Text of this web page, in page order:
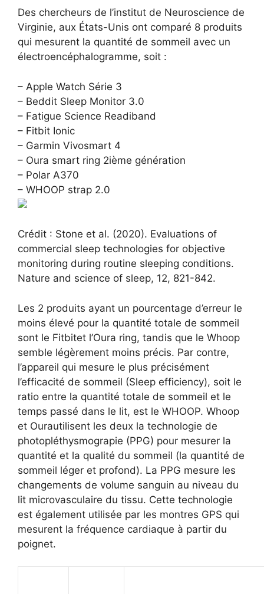
Des chercheurs de l’institut de Neuroscience de
Virginie, aux États-Unis ont comparé 8 produits
qui mesurent la quantité de sommeil avec un
électroencéphalogramme, soit :
– Apple Watch Série 3
– Beddit Sleep Monitor 3.0
– Fatigue Science Readiband
– Fitbit Ionic
– Garmin Vivosmart 4
– Oura smart ring 2ième génération
– Polar A370
– WHOOP strap 2.0
Crédit : Stone et al. (2020). Evaluations of
commercial sleep technologies for objective
monitoring during routine sleeping conditions.
Nature and science of sleep, 12, 821-842.
Les 2 produits ayant un pourcentage d’erreur le
moins élevé pour la quantité totale de sommeil
sont le Fitbitet l’Oura ring, tandis que le Whoop
semble légèrement moins précis. Par contre,
l’appareil qui mesure le plus précisément
l’efficacité de sommeil (Sleep efficiency), soit le
ratio entre la quantité totale de sommeil et le
temps passé dans le lit, est le WHOOP. Whoop
et Ourautilisent les deux la technologie de
photopléthysmograpie (PPG) pour mesurer la
quantité et la qualité du sommeil (la quantité de
sommeil léger et profond). La PPG mesure les
changements de volume sanguin au niveau du
lit microvasculaire du tissu. Cette technologie
est également utilisée par les montres GPS qui
mesurent la fréquence cardiaque à partir du
poignet.